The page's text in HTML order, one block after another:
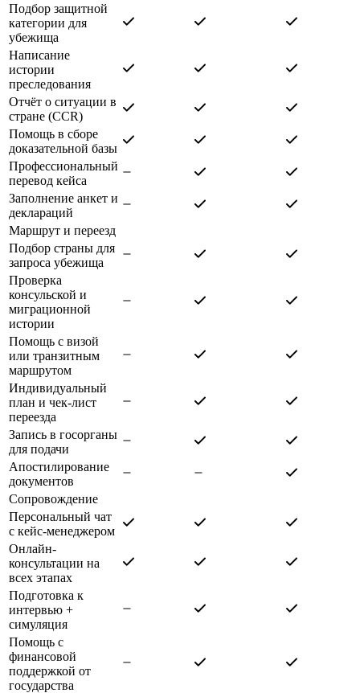
Подбор защитной
категории для
убежища
Написание
истории
преследования
Отчёт о ситуации в
стране (CCR)
Помощь в сборе
доказательной базы
Профессиональный
перевод кейса
Заполнение анкет и
деклараций
Маршрут и переезд
Подбор страны для
запроса убежища
Проверка
консульской и
миграционной
истории
Помощь с визой
или транзитным
маршрутом
Индивидуальный
план и чек-лист
переезда
Запись в госорганы
для подачи
Апостилирование
документов
Сопровождение
Персональный чат
с кейс-менеджером
Онлайн-
консультации на
всех этапах
Подготовка к
интервью +
симуляция
Помощь с
финансовой
поддержкой от
государства